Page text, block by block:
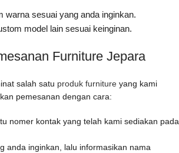
warna sesuai yang anda inginkan.
model lain sesuai keinginan.
Furniture Jepara
salah satu produk furniture yang kami
pemesanan dengan cara:
nomer kontak yang telah kami sediakan pada
anda inginkan, lalu informasikan nama